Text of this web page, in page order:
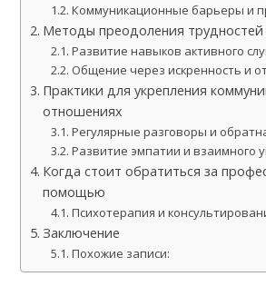
Коммуникационные барьеры и
Методы преодоления
Развитие навыков активного
Общение через искренность и
Практики для укрепления
отношениях
Регулярные разговоры и
Развитие эмпатии и взаимного
Когда стоит обратиться за
помощью
Психотерапия и
Заключение
Похожие записи: